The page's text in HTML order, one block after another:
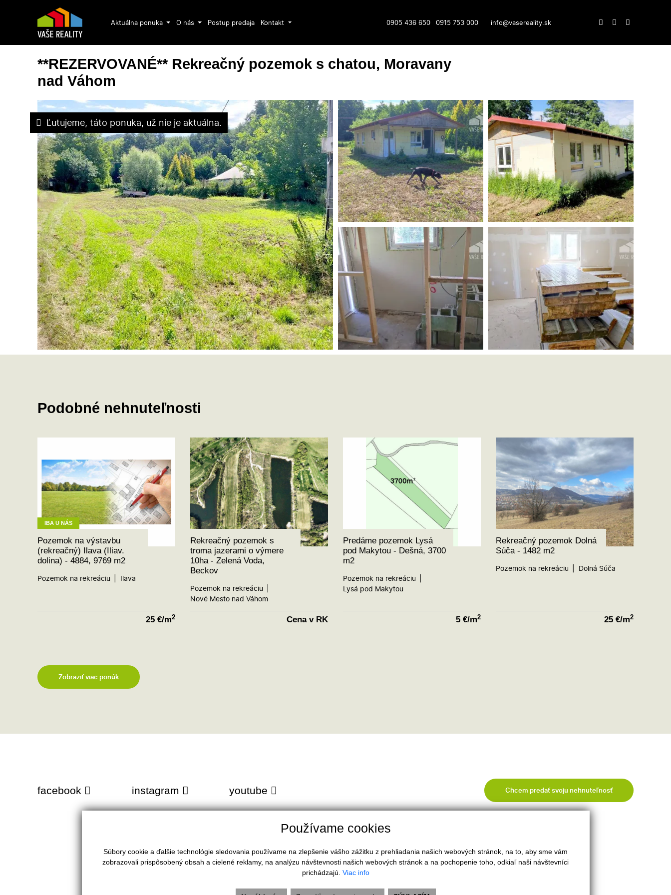
Aktuálna ponuka O nás Postup predaja Kontakt 0905 436 650 0915 753 000 info@vasereality.sk
**REZERVOVANÉ** Rekreačný pozemok s chatou, Moravany
nad Váhom
Ľutujeme, táto ponuka, už nie je aktuálna.
Podobné nehnuteľnosti
IBA U NÁS
Pozemok na výstavbu
(rekreačný) Ilava (Iliav.
dolina) - 4884, 9769 m2
Pozemok na rekreáciu Ilava
25 €/m2
Rekreačný pozemok s
troma jazerami o výmere
10ha - Zelená Voda,
Beckov
Pozemok na rekreáciu
Nové Mesto nad Váhom
Cena v RK
Predáme pozemok Lysá
pod Makytou - Dešná, 3700
m2
Pozemok na rekreáciu
Lysá pod Makytou
5 €/m2
Rekreačný pozemok Dolná
Súča - 1482 m2
Pozemok na rekreáciu Dolná Súča
25 €/m2
Zobraziť viac ponúk
facebook instagram youtube Chcem predať svoju nehnuteľnosť
PONUKA HĽADÁM
Domy a budovy
Komerčné objekty
INFO
Používame cookies
Súbory cookie a ďalšie technológie sledovania používame na zlepšenie vášho zážitku z prehliadania našich webových stránok, na to, aby sme vám
zobrazovali prispôsobený obsah a cielené reklamy, na analýzu návštevnosti našich webových stránok a na pochopenie toho, odkiaľ naši návštevníci
prichádzajú. Viac info